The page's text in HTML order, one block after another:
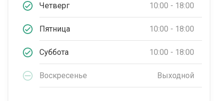
Четверг 10:00 - 18:00
Пятница 10:00 - 18:00
Суббота 10:00 - 18:00
Воскресенье Выходной